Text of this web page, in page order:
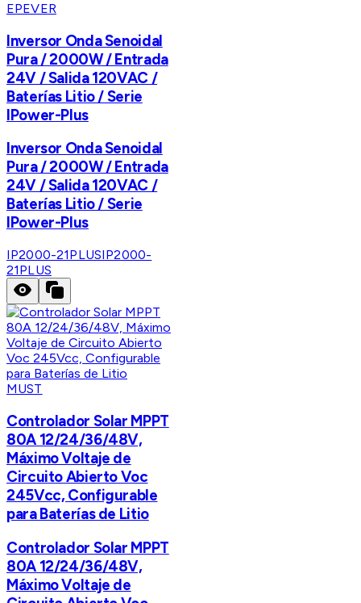
EPEVER
Inversor Onda Senoidal
Pura / 2000W / Entrada
24V / Salida 120VAC /
Baterías Litio / Serie
IPower-Plus
Inversor Onda Senoidal
Pura / 2000W / Entrada
24V / Salida 120VAC /
Baterías Litio / Serie
IPower-Plus
IP2000-21PLUSIP2000-
21PLUS
MUST
Controlador Solar MPPT
80A 12/24/36/48V,
Máximo Voltaje de
Circuito Abierto Voc
245Vcc, Configurable
para Baterías de Litio
Controlador Solar MPPT
80A 12/24/36/48V,
Máximo Voltaje de